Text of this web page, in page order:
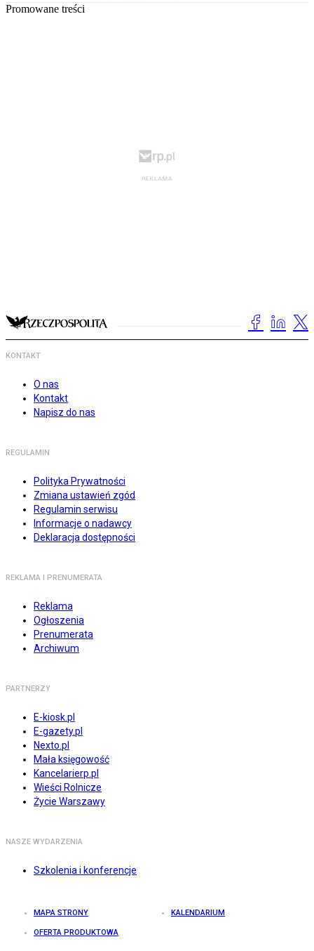
Promowane treści
KONTAKT
O nas
Kontakt
Napisz do nas
REGULAMIN
Polityka Prywatności
Zmiana ustawień zgód
Regulamin serwisu
Informacje o nadawcy
Deklaracja dostępności
REKLAMA I PRENUMERATA
Reklama
Ogłoszenia
Prenumerata
Archiwum
PARTNERZY
E-kiosk.pl
E-gazety.pl
Nexto.pl
Mała księgowość
Kancelarierp.pl
Wieści Rolnicze
Życie Warszawy
NASZE WYDARZENIA
Szkolenia i konferencje
MAPA STRONY KALENDARIUM
OFERTA PRODUKTOWA